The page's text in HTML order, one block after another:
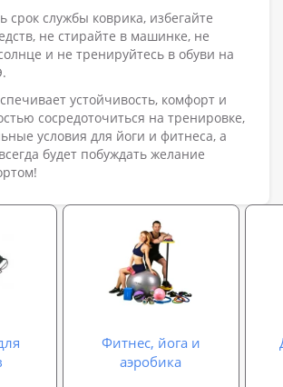
срок службы коврика, избегайте
не стирайте в машинке, не
и не тренируйтесь в обуви на
устойчивость, комфорт и
сосредоточиться на тренировке,
условия для йоги и фитнеса, а
будет побуждать желание
Фитнес, йога и
аэробика